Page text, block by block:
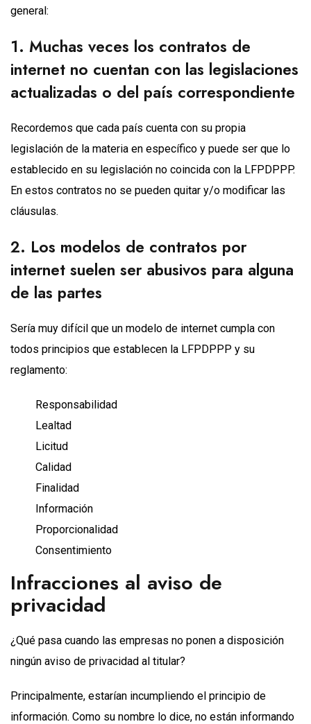
general:
1. Muchas veces los contratos de
internet no cuentan con las legislaciones
actualizadas o del país correspondiente
Recordemos que cada país cuenta con su propia
legislación de la materia en específico y puede ser que lo
establecido en su legislación no coincida con la LFPDPPP.
En estos contratos no se pueden quitar y/o modificar las
cláusulas.
2. Los modelos de contratos por
internet suelen ser abusivos para alguna
de las partes
Sería muy difícil que un modelo de internet cumpla con
todos principios que establecen la LFPDPPP y su
reglamento:
Responsabilidad
Lealtad
Licitud
Calidad
Finalidad
Información
Proporcionalidad
Consentimiento
Infracciones al aviso de
privacidad
¿Qué pasa cuando las empresas no ponen a disposición
ningún aviso de privacidad al titular?
Principalmente, estarían incumpliendo el principio de
información. Como su nombre lo dice, no están informando